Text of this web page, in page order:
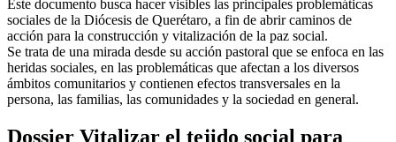
Este documento busca hacer visibles las principales problemáticas
sociales de la Diócesis de Querétaro, a fin de abrir caminos de
acción para la construcción y vitalización de la paz social.
Se trata de una mirada desde su acción pastoral que se enfoca en las
heridas sociales, en las problemáticas que afectan a los diversos
ámbitos comunitarios y contienen efectos transversales en la
persona, las familias, las comunidades y la sociedad en general.
Dossier Vitalizar el tejido social para